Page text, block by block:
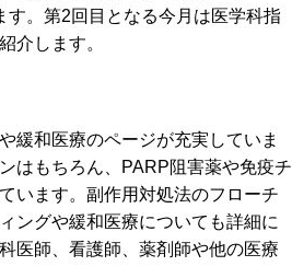
す。第2回目となる今月は医学科指
介します。
緩和医療のページが充実していま
はもちろん、PARP阻害薬や免疫チ
います。副作用対処法のフローチ
ングや緩和医療についても詳細に
医師、看護師、薬剤師や他の医療